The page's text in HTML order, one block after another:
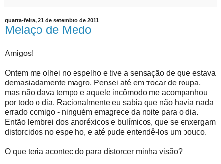
quarta-feira, 21 de setembro de 2011
Melaço de Medo
Amigos!
Ontem me olhei no espelho e tive a sensação de que estava
demasiadamente magro. Pensei até em trocar de roupa,
mas não dava tempo e aquele incômodo me acompanhou
por todo o dia. Racionalmente eu sabia que não havia nada
errado comigo - ninguém emagrece da noite para o dia.
Então lembrei dos anoréxicos e bulímicos, que se enxergam
distorcidos no espelho, e até pude entendê-los um pouco.
O que teria acontecido para distorcer minha visão?